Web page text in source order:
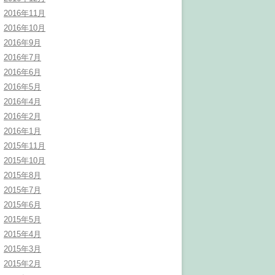
2016年11月
2016年10月
2016年9月
2016年7月
2016年6月
2016年5月
2016年4月
2016年2月
2016年1月
2015年11月
2015年10月
2015年8月
2015年7月
2015年6月
2015年5月
2015年4月
2015年3月
2015年2月